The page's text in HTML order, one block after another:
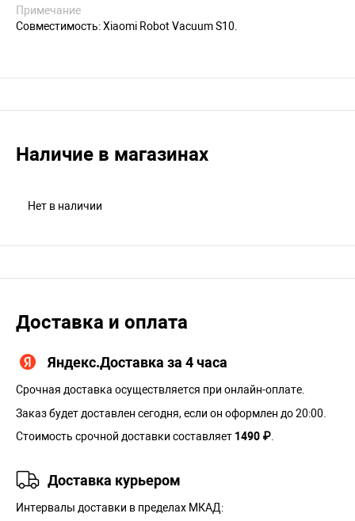
Примечание
Совместимость: Xiaomi Robot Vacuum S10.
Наличие в магазинах
Нет в наличии
Доставка и оплата
Яндекс.Доставка за 4 часа
Срочная доставка осуществляется при онлайн-оплате.
Заказ будет доставлен сегодня, если он оформлен до 20:00.
Стоимость срочной доставки составляет 1490 ₽.
Доставка курьером
Интервалы доставки в пределах МКАД: